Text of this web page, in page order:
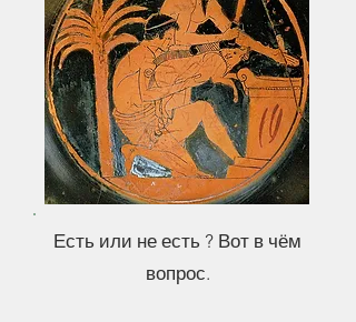
Есть или не есть ? Вот в чём
вопрос.